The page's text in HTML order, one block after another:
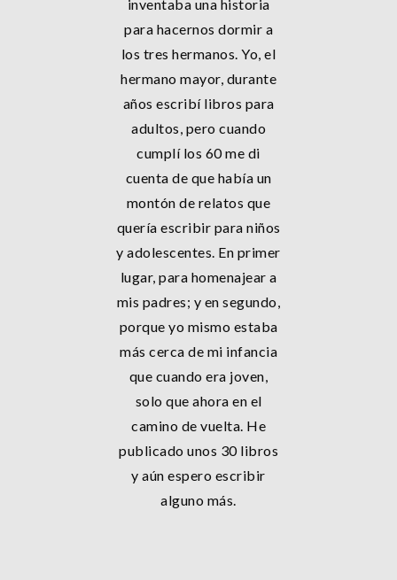
inventaba una historia
para hacernos dormir a
los tres hermanos. Yo, el
hermano mayor, durante
años escribí libros para
adultos, pero cuando
cumplí los 60 me di
cuenta de que había un
montón de relatos que
quería escribir para niños
y adolescentes. En primer
lugar, para homenajear a
mis padres; y en segundo,
porque yo mismo estaba
más cerca de mi infancia
que cuando era joven,
solo que ahora en el
camino de vuelta. He
publicado unos 30 libros
y aún espero escribir
alguno más.